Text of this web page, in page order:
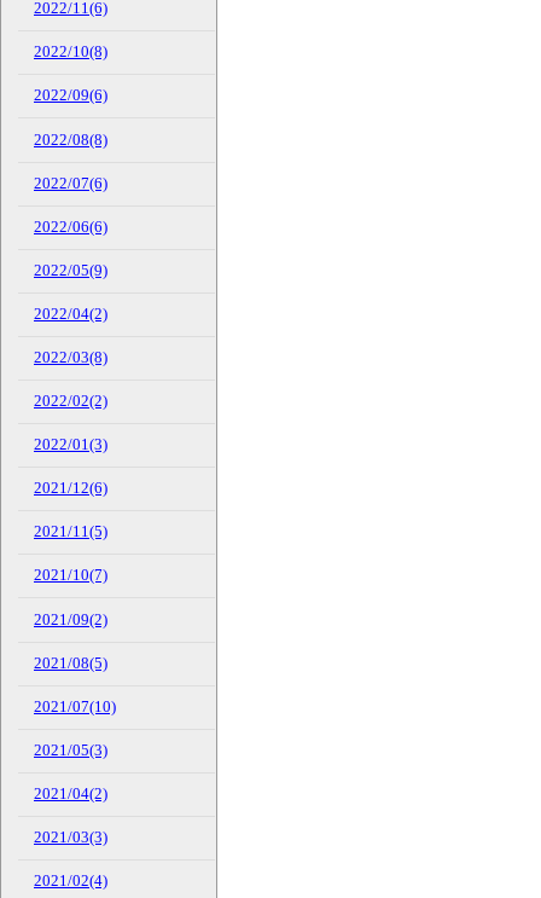
2022/11(6)
2022/10(8)
2022/09(6)
2022/08(8)
2022/07(6)
2022/06(6)
2022/05(9)
2022/04(2)
2022/03(8)
2022/02(2)
2022/01(3)
2021/12(6)
2021/11(5)
2021/10(7)
2021/09(2)
2021/08(5)
2021/07(10)
2021/05(3)
2021/04(2)
2021/03(3)
2021/02(4)